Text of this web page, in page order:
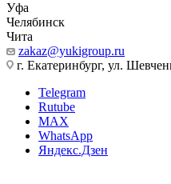
Уфа
Челябинск
Чита
zakaz@yukigroup.ru
г. Екатеринбург, ул.
Telegram
Rutube
MAX
WhatsApp
Яндекс.Дзен